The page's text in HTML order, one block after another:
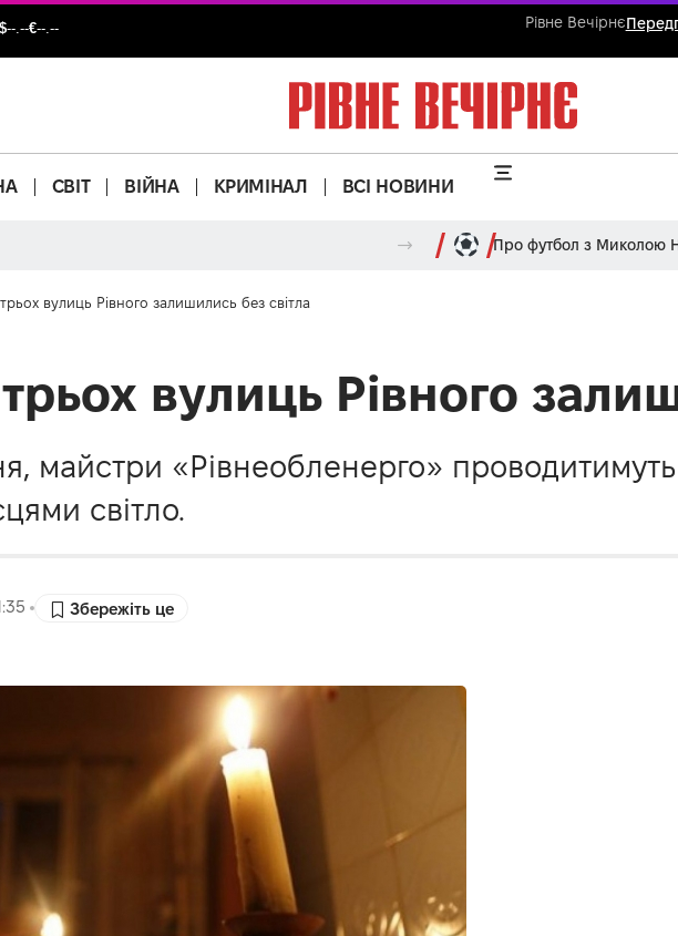
--.--€--.-- Рівне Вечірнє
СВІТ ВІЙНА КРИМІНАЛ ВСІ НОВИНИ
Про футбол з Миколою
вулиць Рівного залишились без світла
вулиць Рівного
майстри «Рівнеобленерго» проводитимуть
світло.